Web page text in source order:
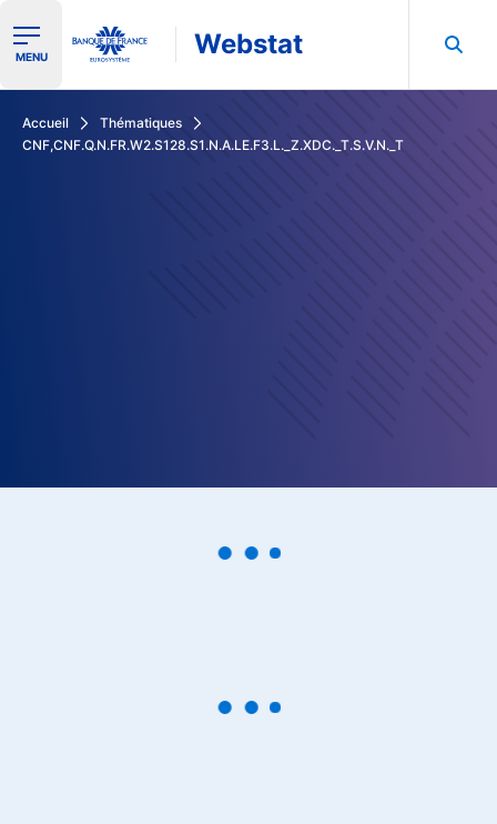
Ouvrir le menu de navigation
MENU Webstat
Accueil
Thématiques
CNF,CNF.Q.N.FR.W2.S128.S1.N.A.LE.F3.L._Z.XDC._T.S.V.N._T